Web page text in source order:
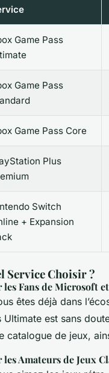
Game Pass
Game Pass
Game Pass Core
Plus
Switch
+ Expansion
Service Choisir ?
les Fans de Microsoft
êtes déjà dans
Ultimate est sans
catalogue de jeux,
les Amateurs de Jeux